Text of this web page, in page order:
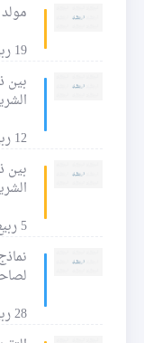
19 ربيع الأول 1434 هجرية
بين
12 ربيع الأول 1434 هجرية
بين
5 ربيع الأول 1434 هجرية
28 ربيع الأول 1432 هجرية